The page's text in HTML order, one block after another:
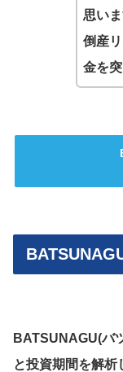
思いま
倒産
金を
BATSUNAGU(バ
と投資期間を解析